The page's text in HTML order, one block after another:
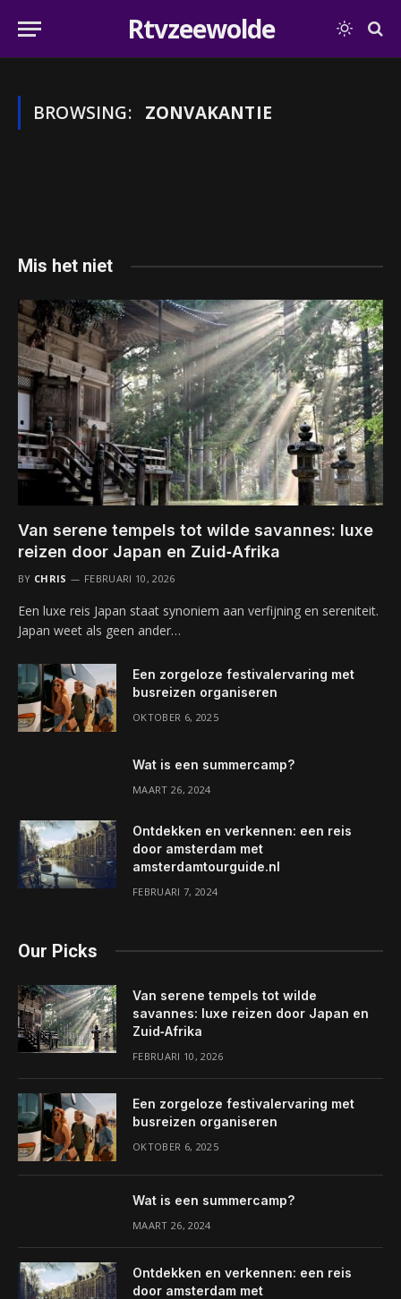
Rtvzeewolde
BROWSING: ZONVAKANTIE
Mis het niet
Van serene tempels tot wilde savannes: luxe
reizen door Japan en Zuid‑Afrika
BY CHRIS FEBRUARI 10, 2026
Een luxe reis Japan staat synoniem aan verfijning en sereniteit.
Japan weet als geen ander…
Een zorgeloze festivalervaring met
busreizen organiseren
OKTOBER 6, 2025
Wat is een summercamp?
MAART 26, 2024
Ontdekken en verkennen: een reis
door amsterdam met
amsterdamtourguide.nl
FEBRUARI 7, 2024
Our Picks
Van serene tempels tot wilde
savannes: luxe reizen door Japan en
Zuid‑Afrika
FEBRUARI 10, 2026
Een zorgeloze festivalervaring met
busreizen organiseren
OKTOBER 6, 2025
Wat is een summercamp?
MAART 26, 2024
Ontdekken en verkennen: een reis
door amsterdam met